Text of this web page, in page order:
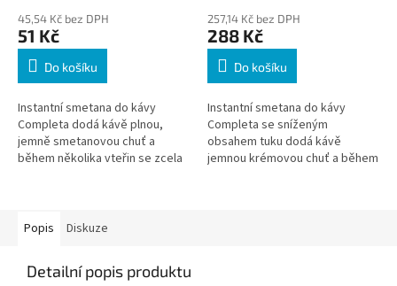
45,54 Kč bez DPH
51 Kč
Do košíku
Instantní smetana do kávy
Completa dodá kávě plnou,
jemně smetanovou chuť a
během několika vteřin se zcela
257,14 Kč bez DPH
288 Kč
Do košíku
Instantní smetana do kávy
Completa se sníženým
obsahem tuku dodá kávě
jemnou krémovou chuť a během
Popis
Diskuze
Detailní popis produktu